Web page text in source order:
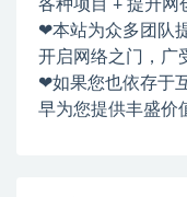
各种项目 + 提升网
❤本站为众多团队
开启网络之门，广
❤如果您也依存于
早为您提供丰盛价